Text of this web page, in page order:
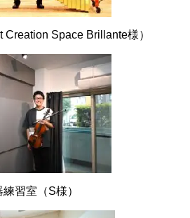
Space Brillante様）
練習室（S様）